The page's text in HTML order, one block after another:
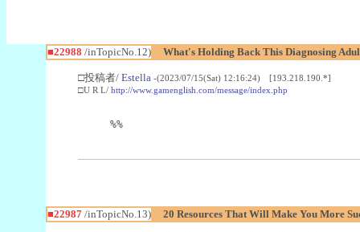
■22988 /inTopicNo.12) What's Holding Back This Diagnosing
□投稿者/ Estella -(2023/07/15(Sat) 12:16:24) [193.218.190.*]
□U R L/ http://www.gamenglish.com/message/index.php
%%
■22987/inTopicNo.13) 20 Resources That Will Make You More